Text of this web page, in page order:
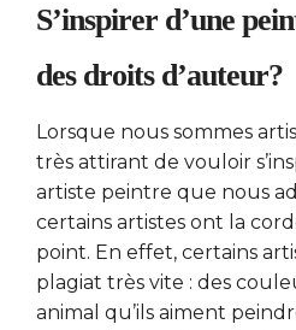
S’inspirer d’une
des droits d’auteur?
Lorsque nous sommes
très attirant de vouloir
artiste peintre que nous
certains artistes ont la
point. En effet, certains
plagiat très vite : des
animal qu’ils aiment